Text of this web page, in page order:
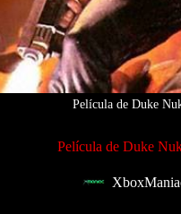
Película de Duke
Película de Duke